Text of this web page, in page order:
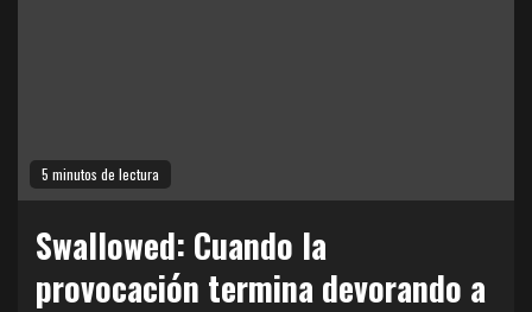
5 minutos de lectura
Swallowed: Cuando la
provocación termina devorando a